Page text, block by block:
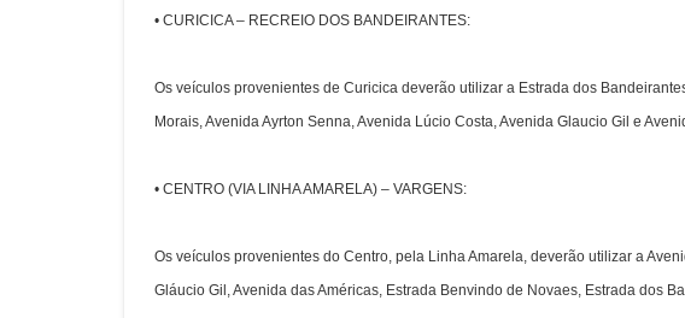
• CURICICA – RECREIO DOS BANDEIRANTES:
Os veículos provenientes de Curicica deverão utilizar a Estrada dos
Morais, Avenida Ayrton Senna, Avenida Lúcio Costa, Avenida Glaucio Gil e
• CENTRO (VIA LINHA AMARELA) – VARGENS:
Os veículos provenientes do Centro, pela Linha Amarela, deverão utilizar a
Gláucio Gil, Avenida das Américas, Estrada Benvindo de Novaes, Estrada dos